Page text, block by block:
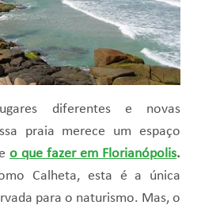
diferentes e novas
praia merece um espaço
o que fazer em Florianópolis.
Calheta, esta é a única
para o naturismo. Mas, o